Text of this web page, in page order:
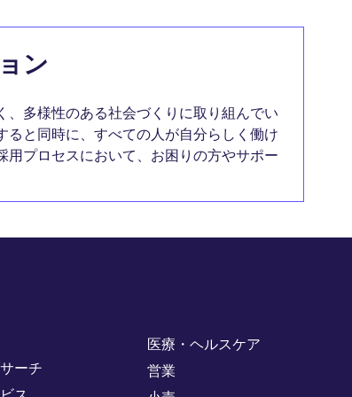
ン
多様性のある社会づくりに取り組んでい
ると同時に、すべての人が自分らしく働け
プロセスにおいて、お困りの方やサポー
ーチ
医療・ヘルスケア
営業